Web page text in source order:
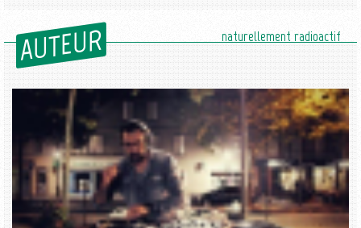
AUTEUR naturellement radioactif